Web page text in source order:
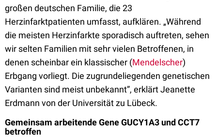
großen deutschen Familie, die 23
Herzinfarktpatienten umfasst, aufklären. „Während
die meisten Herzinfarkte sporadisch auftreten, sehen
wir selten Familien mit sehr vielen Betroffenen, in
denen scheinbar ein klassischer (Mendelscher)
Erbgang vorliegt. Die zugrundeliegenden genetischen
Varianten sind meist unbekannt”, erklärt Jeanette
Erdmann von der Universität zu Lübeck.
Gemeinsam arbeitende Gene GUCY1A3 und CCT7
betroffen